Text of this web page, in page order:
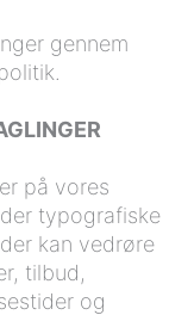
gennem
på vores
typografiske
kan vedrøre
tilbud,
og